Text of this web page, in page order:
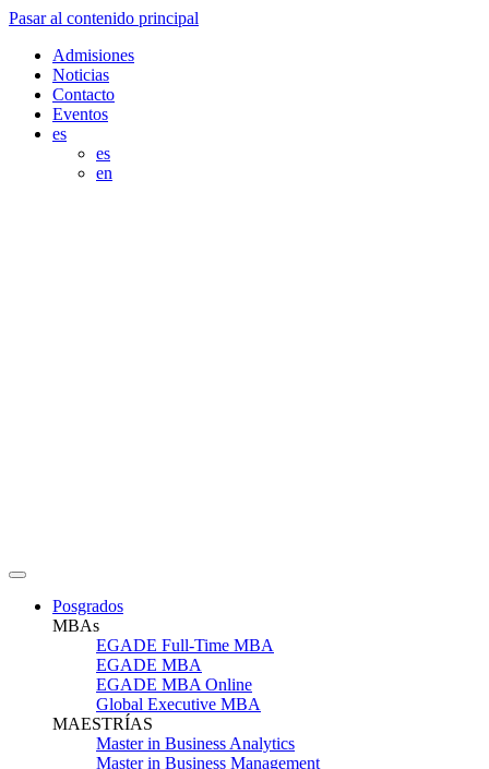
Pasar al contenido principal
Admisiones
Noticias
Contacto
Eventos
es
es
en
Posgrados
MBAs
EGADE Full-Time MBA
EGADE MBA
EGADE MBA Online
Global Executive MBA
MAESTRÍAS
Master in Business Analytics
Master in Business Management